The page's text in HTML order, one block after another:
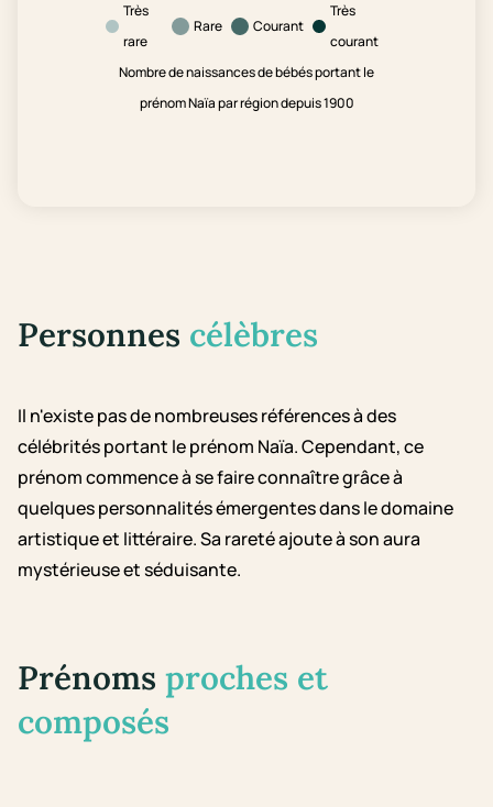
Très
rare
Rare Courant
Très
courant
Nombre de naissances de bébés portant le
prénom Naïa par région depuis 1900
Personnes célèbres
Il n'existe pas de nombreuses références à des
célébrités portant le prénom Naïa. Cependant, ce
prénom commence à se faire connaître grâce à
quelques personnalités émergentes dans le domaine
artistique et littéraire. Sa rareté ajoute à son aura
mystérieuse et séduisante.
Prénoms proches et
composés